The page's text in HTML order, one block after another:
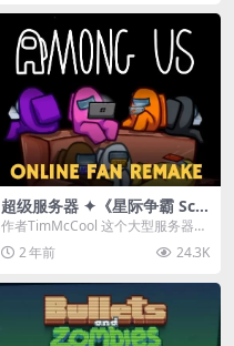
超级服务器 ✦《星际争霸 Scr
atch（经典版本）》
作者TimMcCool 这个大型服务器支
持最多9个房间（不会经常满员），
并且支持...
2 年前 24.3K